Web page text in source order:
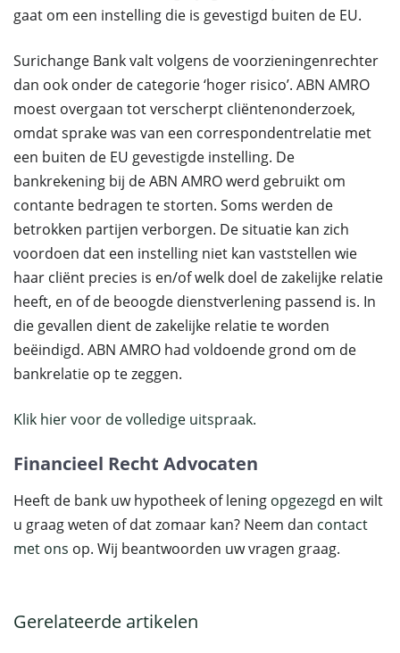
gaat om een instelling die is gevestigd buiten de EU.
Surichange Bank valt volgens de voorzieningenrechter
dan ook onder de categorie ‘hoger risico’. ABN AMRO
moest overgaan tot verscherpt cliëntenonderzoek,
omdat sprake was van een correspondentrelatie met
een buiten de EU gevestigde instelling. De
bankrekening bij de ABN AMRO werd gebruikt om
contante bedragen te storten. Soms werden de
betrokken partijen verborgen. De situatie kan zich
voordoen dat een instelling niet kan vaststellen wie
haar cliënt precies is en/of welk doel de zakelijke relatie
heeft, en of de beoogde dienstverlening passend is. In
die gevallen dient de zakelijke relatie te worden
beëindigd. ABN AMRO had voldoende grond om de
bankrelatie op te zeggen.
Klik hier voor de volledige uitspraak.
Financieel Recht Advocaten
Heeft de bank uw hypotheek of lening opgezegd en wilt
u graag weten of dat zomaar kan? Neem dan contact
met ons op. Wij beantwoorden uw vragen graag.
Gerelateerde artikelen